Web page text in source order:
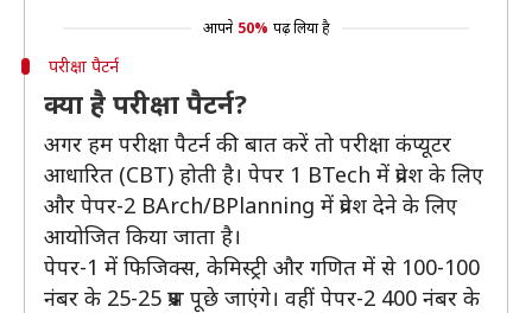
आपने 50% पढ़ लिया है
परीक्षा पैटर्न
क्या है परीक्षा पैटर्न?
अगर हम परीक्षा पैटर्न की बात करें तो परीक्षा कंप्यूटर
आधारित (CBT) होती है। पेपर 1 BTech में प्रवेश के लिए
और पेपर-2 BArch/BPlanning में प्रवेश देने के लिए
आयोजित किया जाता है।
पेपर-1 में फिजिक्स, केमिस्ट्री और गणित में से 100-100
नंबर के 25-25 प्रश्न पूछे जाएंगे। वहीं पेपर-2 400 नंबर के